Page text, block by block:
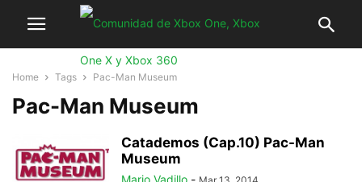
Home Tags Pac-Man Museum
Pac-Man Museum
Catademos (Cap.10) Pac-Man
Museum
Mario Vadillo -